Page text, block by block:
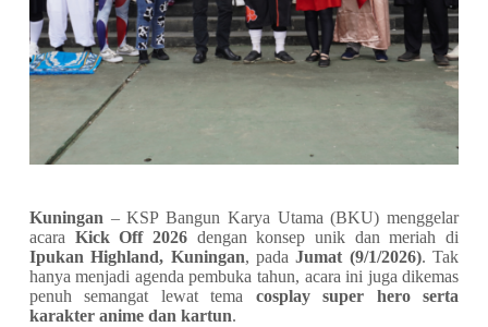
Kuningan – KSP Bangun Karya Utama (BKU) menggelar
acara Kick Off 2026dengan konsep unik dan meriah di
Ipukan Highland, Kuningan, padaJumat (9/1/2026). Tak
hanya menjadi agenda pembuka tahun, acara ini juga dikemas
penuh semangat lewat tema cosplay super hero serta
karakter anime dan kartun.